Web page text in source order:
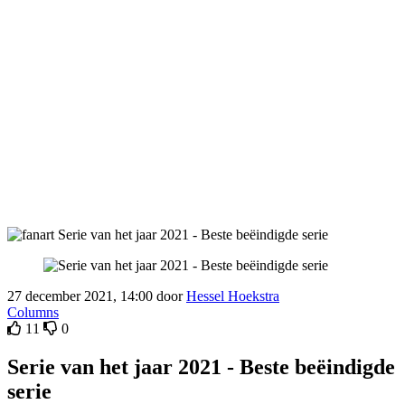
27 december 2021, 14:00 doorHessel Hoekstra
Columns
11
0
Serie van het jaar 2021 - Beste beëindigde
serie